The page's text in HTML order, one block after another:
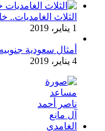
الثلاث الغامديات..
1 يناير، 2019
أمثال سعودية جنوبيه
4 يناير، 2019